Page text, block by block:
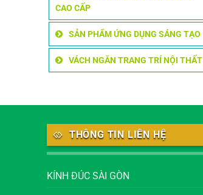
CAO CẤP
SẢN PHẨM ỨNG DỤNG SÁNG TẠO
VÁCH NGĂN TRANG TRÍ NỘI THẤT
THÔNG TIN LIÊN HỆ
KÍNH ĐÚC SÀI GÒN